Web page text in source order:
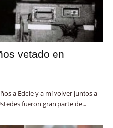
vetado en
a Eddie y a mí volver juntos a
fueron gran parte de...